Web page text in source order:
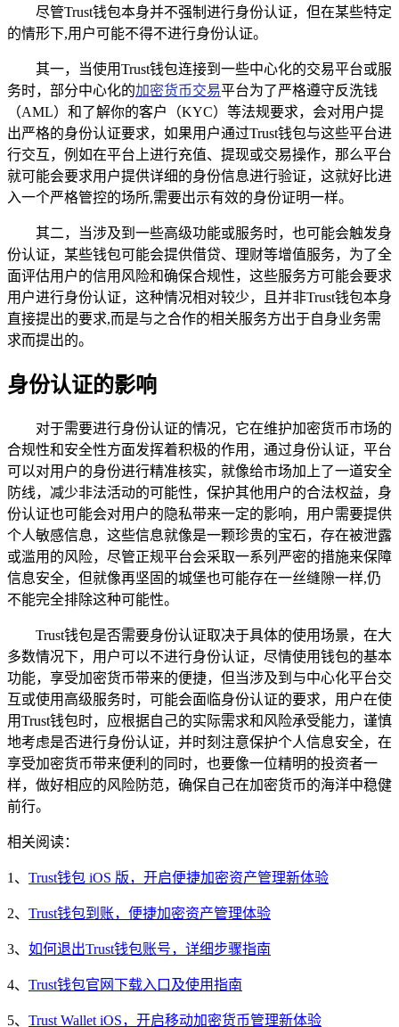
尽管Trust钱包本身并不强制进行身份认证，但在某些特定
的情形下,用户可能不得不进行身份认证。
其一，当使用Trust钱包连接到一些中心化的交易平台或服
务时，部分中心化的加密货币交易平台为了严格遵守反洗钱
（AML）和了解你的客户（KYC）等法规要求，会对用户提
出严格的身份认证要求，如果用户通过Trust钱包与这些平台进
行交互，例如在平台上进行充值、提现或交易操作，那么平台
就可能会要求用户提供详细的身份信息进行验证，这就好比进
入一个严格管控的场所,需要出示有效的身份证明一样。
其二，当涉及到一些高级功能或服务时，也可能会触发身
份认证，某些钱包可能会提供借贷、理财等增值服务，为了全
面评估用户的信用风险和确保合规性，这些服务方可能会要求
用户进行身份认证，这种情况相对较少，且并非Trust钱包本身
直接提出的要求,而是与之合作的相关服务方出于自身业务需
求而提出的。
身份认证的影响
对于需要进行身份认证的情况，它在维护加密货币市场的
合规性和安全性方面发挥着积极的作用，通过身份认证，平台
可以对用户的身份进行精准核实，就像给市场加上了一道安全
防线，减少非法活动的可能性，保护其他用户的合法权益，身
份认证也可能会对用户的隐私带来一定的影响，用户需要提供
个人敏感信息，这些信息就像是一颗珍贵的宝石，存在被泄露
或滥用的风险，尽管正规平台会采取一系列严密的措施来保障
信息安全，但就像再坚固的城堡也可能存在一丝缝隙一样,仍
不能完全排除这种可能性。
Trust钱包是否需要身份认证取决于具体的使用场景，在大
多数情况下，用户可以不进行身份认证，尽情使用钱包的基本
功能，享受加密货币带来的便捷，但当涉及到与中心化平台交
互或使用高级服务时，可能会面临身份认证的要求，用户在使
用Trust钱包时，应根据自己的实际需求和风险承受能力，谨慎
地考虑是否进行身份认证，并时刻注意保护个人信息安全，在
享受加密货币带来便利的同时，也要像一位精明的投资者一
样，做好相应的风险防范，确保自己在加密货币的海洋中稳健
前行。
相关阅读：
1、 Trust钱包 iOS 版，开启便捷加密资产管理新体验
2、 Trust钱包到账，便捷加密资产管理体验
3、 如何退出Trust钱包账号，详细步骤指南
4、 Trust钱包官网下载入口及使用指南
5、 Trust Wallet iOS，开启移动加密货币管理新体验